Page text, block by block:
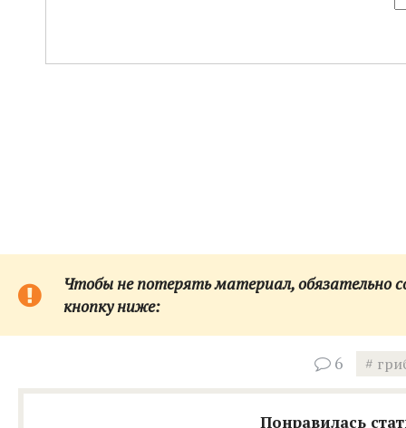
Чтобы не потерять материал, обязательно
кнопку ниже:
6
Понравилась